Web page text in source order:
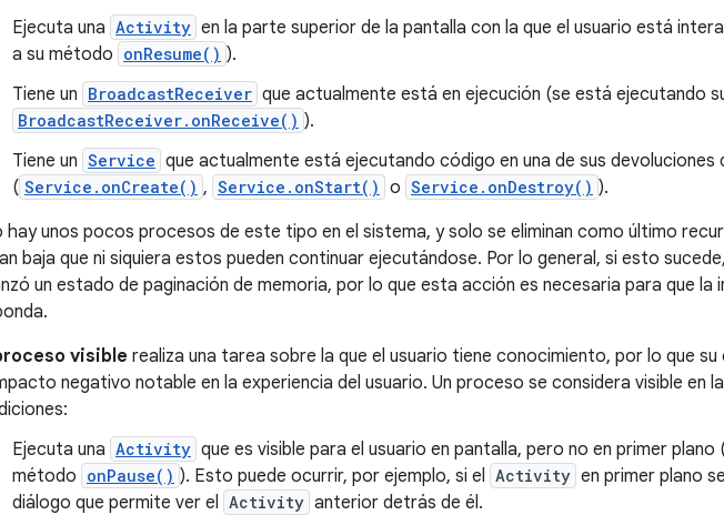
Ejecuta una Activity en la parte superior de la pantalla con la que el usuario está
a su método onResume() ).
Tiene un BroadcastReceiver que actualmente está en ejecución (se está ejecutando
BroadcastReceiver.onReceive() ).
Tiene un Service que actualmente está ejecutando código en una de sus devoluciones
( Service.onCreate() , Service.onStart() o Service.onDestroy() ).
hay unos pocos procesos de este tipo en el sistema, y solo se eliminan como último
baja que ni siquiera estos pueden continuar ejecutándose. Por lo general, si esto
un estado de paginación de memoria, por lo que esta acción es necesaria para que la
visible realiza una tarea sobre la que el usuario tiene conocimiento, por lo que su
negativo notable en la experiencia del usuario. Un proceso se considera visible en
Ejecuta una Activity que es visible para el usuario en pantalla, pero no en primer plano
método onPause() ). Esto puede ocurrir, por ejemplo, si el Activity en primer plano
diálogo que permite ver el Activity anterior detrás de él.